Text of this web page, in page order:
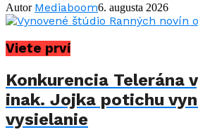
Autor Mediaboom6. augusta 2026
Viete prví
Konkurencia Telerána
inak. Jojka potichu
vysielanie